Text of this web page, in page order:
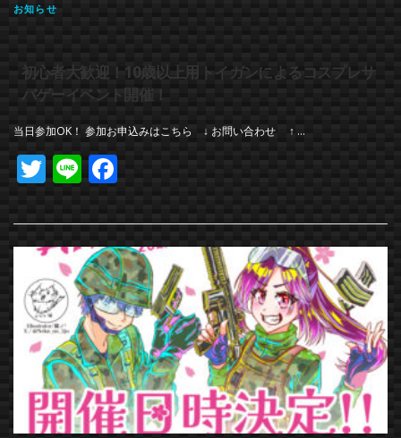
お知らせ
初心者大歓迎！10歳以上用トイガンによるコスプレサ
バゲーイベント開催！
当日参加OK！ 参加お申込みはこちら ↓ お問い合わせ ↑ …
Twitter
Line